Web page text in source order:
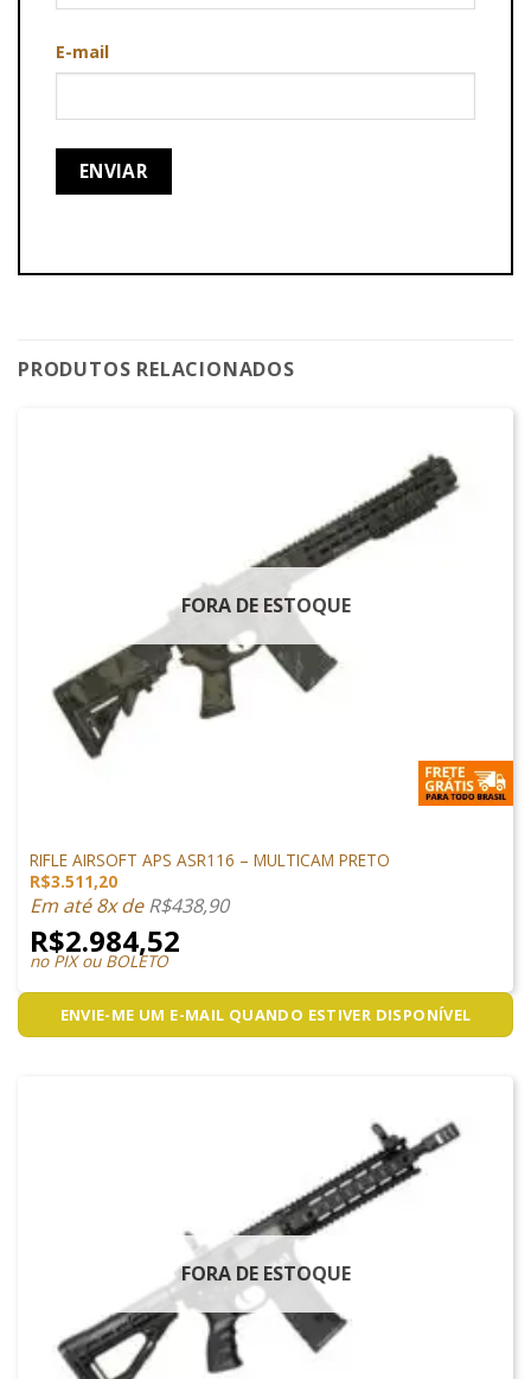
E-mail
PRODUTOS RELACIONADOS
FORA DE ESTOQUE
RIFLE AIRSOFT APS ASR116 – MULTICAM PRETO
R$3.511,20
Em até 8x deR$438,90
R$2.984,52
no PIX ou BOLETO
ENVIE-ME UM E-MAIL QUANDO ESTIVER DISPONÍVEL
FORA DE ESTOQUE